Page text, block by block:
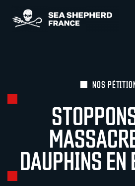
NOS
DAUPHINS EN
Panneau de gestion des cookies